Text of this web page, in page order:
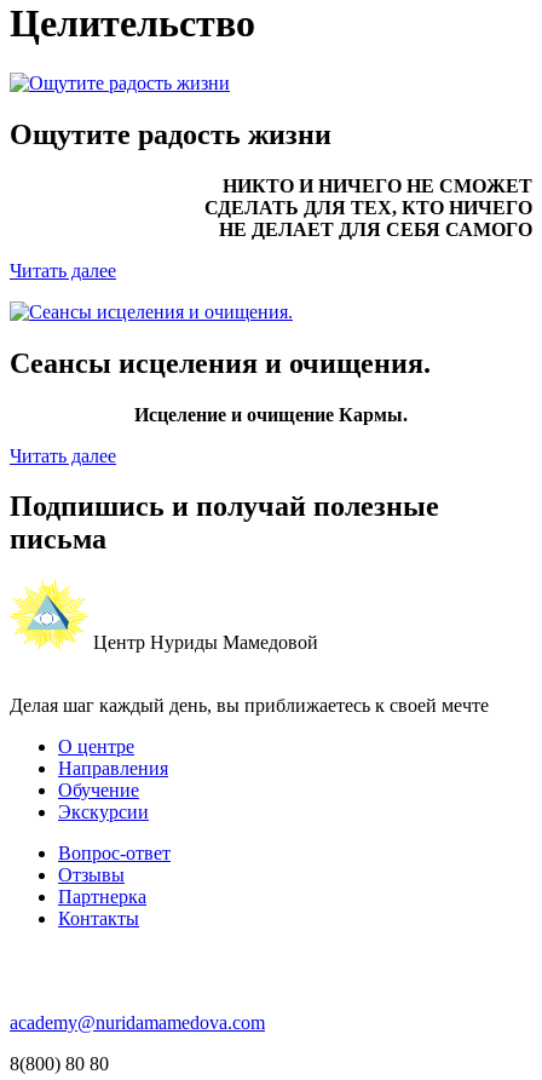
Целительство
Ощутите радость жизни
НИКТО И НИЧЕГО НЕ СМОЖЕТ
СДЕЛАТЬ ДЛЯ ТЕХ, КТО НИЧЕГО
НЕ ДЕЛАЕТ ДЛЯ СЕБЯ САМОГО
Читать далее
Сеансы исцеления и очищения.
Исцеление и очищение Кармы.
Читать далее
Подпишись и получай полезные
письма
Центр Нуриды Мамедовой
Делая шаг каждый день, вы приближаетесь к своей мечте
О центре
Направления
Обучение
Экскурсии
Вопрос-ответ
Отзывы
Партнерка
Контакты
academy@nuridamamedova.com
8(800) 80 80